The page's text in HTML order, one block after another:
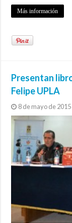
Más información
Presentan
Felipe UPLA
8 de mayo de 2015